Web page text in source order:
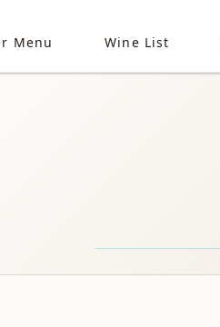
Menu Wine List